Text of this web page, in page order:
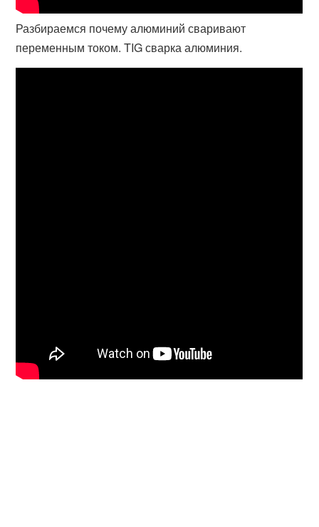
Разбираемся почему алюминий сваривают
переменным током. TIG сварка алюминия.